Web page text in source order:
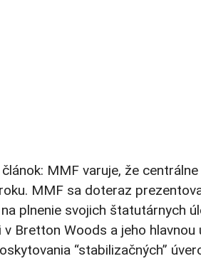
MMF varuje, že
MMF sa doteraz
plnenie svojich štatutárnych
Bretton Woods a jeho
“stabilizačných”